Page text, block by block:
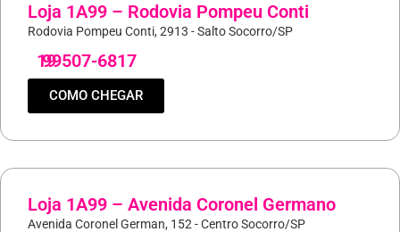
Loja 1A99 – Rodovia Pompeu Conti
Rodovia Pompeu Conti, 2913 - Salto Socorro/SP
19
99507-6817
COMO CHEGAR
Loja 1A99 – Avenida Coronel Germano
Avenida Coronel German, 152 - Centro Socorro/SP